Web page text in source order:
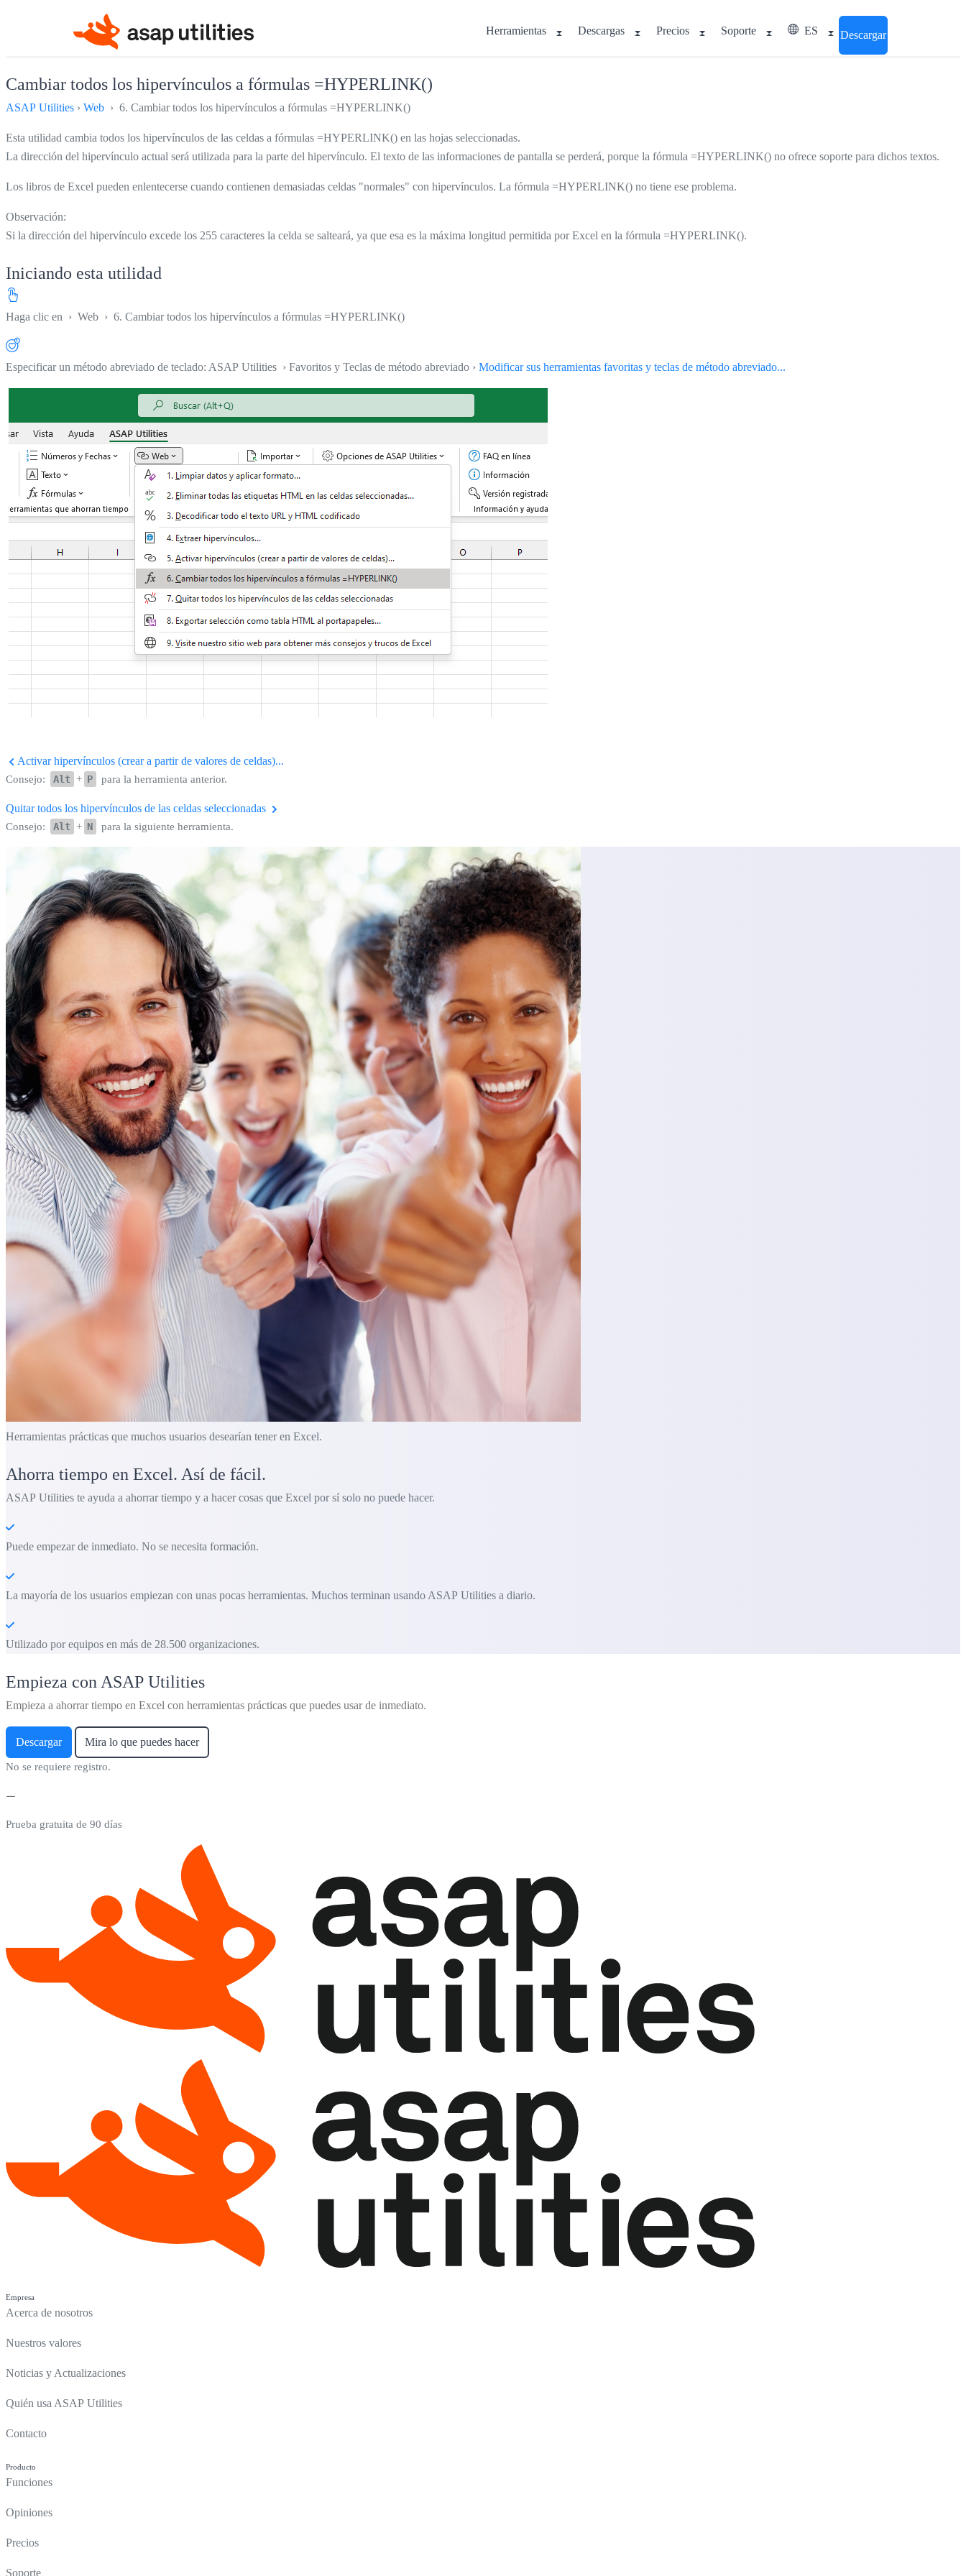
Herramientas Descargas Precios Soporte ES Descargar
Cambiar todos los hipervínculos a fórmulas =HYPERLINK()
ASAP Utilities › Web › 6. Cambiar todos los hipervínculos a fórmulas =HYPERLINK()
Esta utilidad cambia todos los hipervínculos de las celdas a fórmulas =HYPERLINK() en las hojas seleccionadas.
La dirección del hipervínculo actual será utilizada para la parte del hipervínculo. El texto de las informaciones de pantalla se perderá, porque la fórmula =HYPERLINK() no ofrece soporte para dichos textos.
Los libros de Excel pueden enlentecerse cuando contienen demasiadas celdas "normales" con hipervínculos. La fórmula =HYPERLINK() no tiene ese problema.
Observación:
Si la dirección del hipervínculo excede los 255 caracteres la celda se salteará, ya que esa es la máxima longitud permitida por Excel en la fórmula =HYPERLINK().
Iniciando esta utilidad
Haga clic en › Web › 6. Cambiar todos los hipervínculos a fórmulas =HYPERLINK()
Especificar un método abreviado de teclado: ASAP Utilities › Favoritos y Teclas de método abreviado › Modificar sus herramientas favoritas y teclas de método abreviado...
Activar hipervínculos (crear a partir de valores de celdas)...
Consejo: Alt + P para la herramienta anterior.
Quitar todos los hipervínculos de las celdas seleccionadas
Consejo: Alt + N para la siguiente herramienta.
Herramientas prácticas que muchos usuarios desearían tener en Excel.
Ahorra tiempo en Excel. Así de fácil.
ASAP Utilities te ayuda a ahorrar tiempo y a hacer cosas que Excel por sí solo no puede hacer.
Puede empezar de inmediato. No se necesita formación.
La mayoría de los usuarios empiezan con unas pocas herramientas. Muchos terminan usando ASAP Utilities a diario.
Utilizado por equipos en más de 28.500 organizaciones.
Empieza con ASAP Utilities
Empieza a ahorrar tiempo en Excel con herramientas prácticas que puedes usar de inmediato.
Descargar Mira lo que puedes hacer
No se requiere registro.
Prueba gratuita de 90 días
Empresa
Acerca de nosotros
Nuestros valores
Noticias y Actualizaciones
Quién usa ASAP Utilities
Contacto
Producto
Funciones
Opiniones
Precios
Soporte